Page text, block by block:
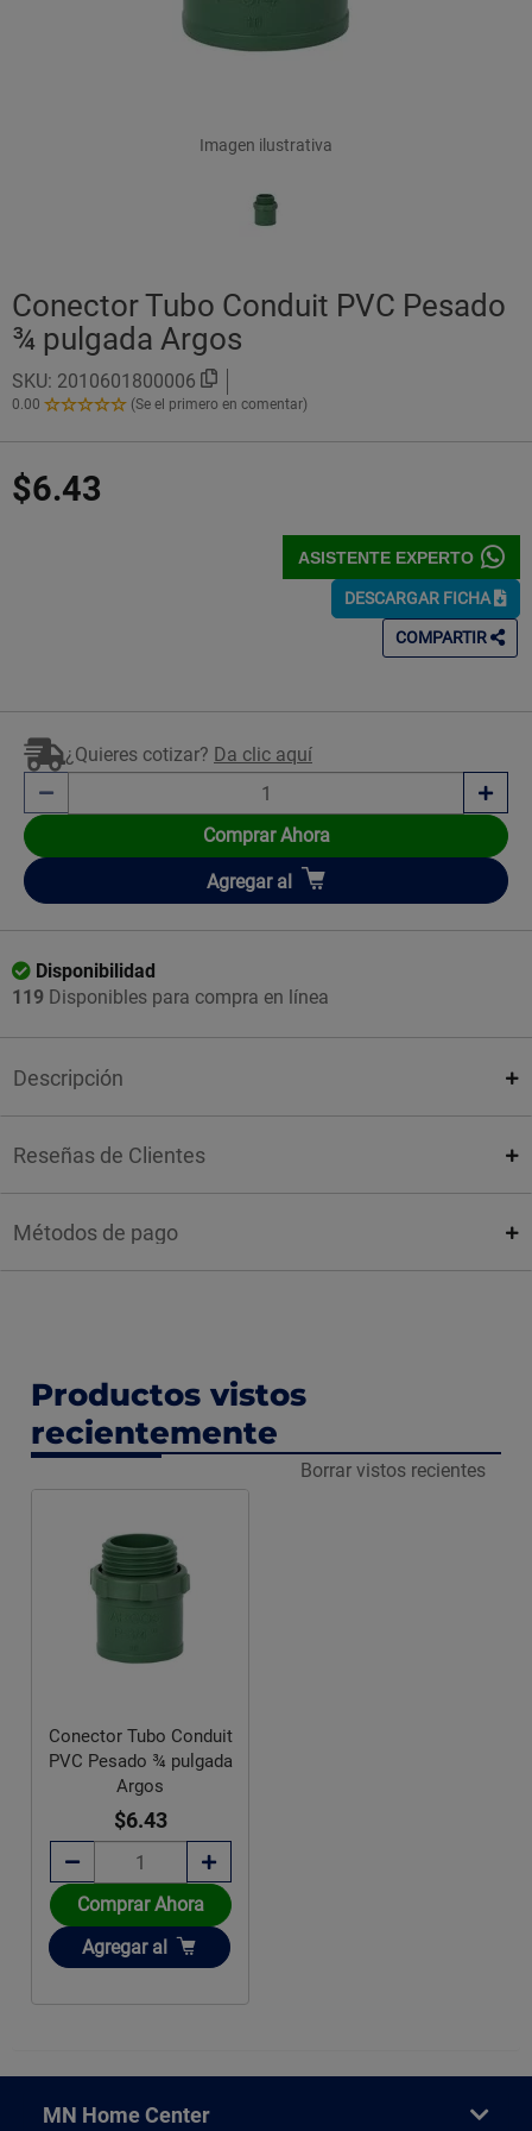
Imagen ilustrativa
Conector Tubo Conduit PVC Pesado
¾ pulgada Argos
SKU: 2010601800006
0.00
0.00
Estrellas!
(Se el primero en comentar)
$6.43
ASISTENTE EXPERTO
DESCARGAR FICHA
COMPARTIR
¿Quieres cotizar? Da clic aquí
Comprar Ahora
Añadir
Agregar al
Disponibilidad
119 Disponibles para compra en línea
Descripción
Reseñas de Clientes
Métodos de pago
Productos vistos
recientemente
Borrar vistos recientes
Conector Tubo Conduit
PVC Pesado ¾ pulgada
Argos
$6.43
Comprar Ahora
Añadir
Agregar al
MN Home Center